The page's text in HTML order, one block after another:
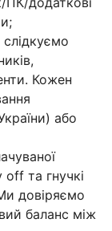
Кожен
або
та гнучкі
довіряємо
баланс між